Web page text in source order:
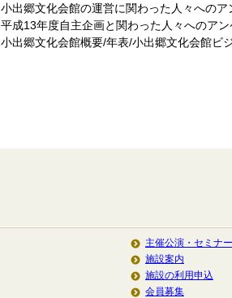
小出郷文化会館の運営に関わった人々へのア
平成13年度自主企画と関わった人々へのアン
小出郷文化会館概要/年表/小出郷文化会館ビ
主催公演・セミナー
施設案内
施設の利用申込
会員募集